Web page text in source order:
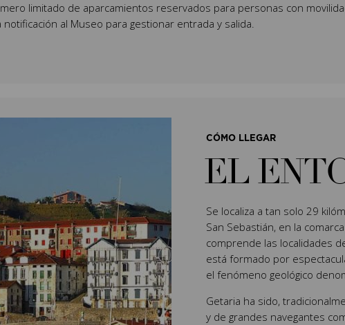
limitado de aparcamientos reservados para personas con
al Museo para gestionar entrada y salida.
CÓMO LLEGAR
EL
Se localiza a tan solo 29
San Sebastián, en la
comprende las localidades
está formado por
el fenómeno geológico
Getaria ha sido,
y de grandes navegantes